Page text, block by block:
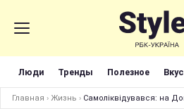
Люди Тренды Полезное
Главная › Жизнь › Самоліквідувався: на